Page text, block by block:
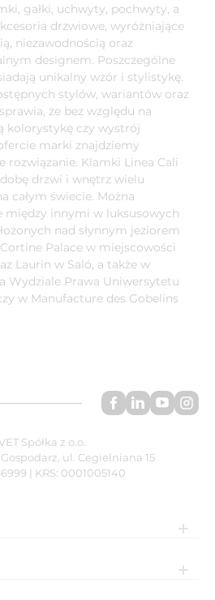
gałki, uchwyty, pochwyty, a
drzwiowe, wyróżniające
niezawodnością oraz
designem. Poszczególne
unikalny wzór i stylistykę.
stylów, wariantów oraz
że bez względu na
kolorystykę czy wystrój
marki znajdziemy
rozwiązanie. Klamki Linea Cali
drzwi i wnętrz wielu
całym świecie. Można
między innymi w luksusowych
nad słynnym jeziorem
Palace w miejscowości
Laurin w Saló, a także w
Wydziale Prawa Uniwersytetu
w Manufacture des Gobelins
Spółka z o.o.
ul. Cegielniana 15
| KRS: 0001005140